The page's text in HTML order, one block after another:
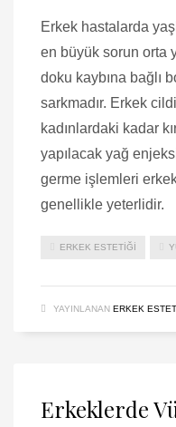
Erkek hastalarda
en büyük sorun orta
doku kaybına bağlı
sarkmadır. Erkek
kadınlardaki kadar
yapılacak yağ
germe işlemleri
genellikle yeterlidir.
ERKEK ESTETIĞI
YAYINLANAN ERKEK
Erkeklerde